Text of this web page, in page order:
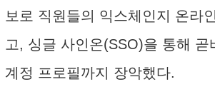
보로 직원들의 익스체인지 온라
고, 싱글 사인온(SSO)을 통해 곧
계정 프로필까지 장악했다.